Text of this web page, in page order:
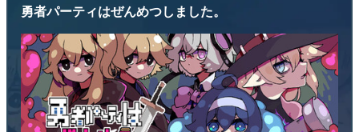
勇者パーティはぜんめつしました。